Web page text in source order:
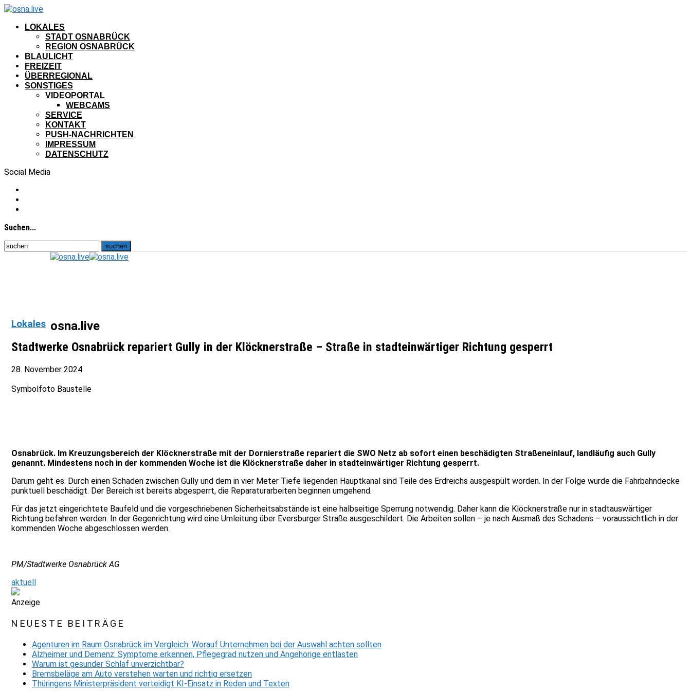
LOKALES
STADT OSNABRÜCK
REGION OSNABRÜCK
BLAULICHT
FREIZEIT
ÜBERREGIONAL
SONSTIGES
VIDEOPORTAL
WEBCAMS
SERVICE
KONTAKT
PUSH-NACHRICHTEN
IMPRESSUM
DATENSCHUTZ
Social Media
Suchen...
osna.live
Lokales
Stadtwerke Osnabrück repariert Gully in der Klöcknerstraße – Straße in stadteinwärtiger Richtung gesperrt
28. November 2024
Symbolfoto Baustelle
Osnabrück. Im Kreuzungsbereich der Klöcknerstraße mit der Dornierstraße repariert die SWO Netz ab sofort einen beschädigten Straßeneinlauf, landläufig auch Gully
genannt. Mindestens noch in der kommenden Woche ist die Klöcknerstraße daher in stadteinwärtiger Richtung gesperrt.
Darum geht es: Durch einen Schaden zwischen Gully und dem in vier Meter Tiefe liegenden Hauptkanal sind Teile des Erdreichs ausgespült worden. In der Folge wurde die Fahrbahndecke
punktuell beschädigt. Der Bereich ist bereits abgesperrt, die Reparaturarbeiten beginnen umgehend.
Für das jetzt eingerichtete Baufeld und die vorgeschriebenen Sicherheitsabstände ist eine halbseitige Sperrung notwendig. Daher kann die Klöcknerstraße nur in stadtauswärtiger
Richtung befahren werden. In der Gegenrichtung wird eine Umleitung über Eversburger Straße ausgeschildert. Die Arbeiten sollen – je nach Ausmaß des Schadens – voraussichtlich in der
kommenden Woche abgeschlossen werden.
PM/Stadtwerke Osnabrück AG
aktuell
Anzeige
NEUESTE BEITRÄGE
Agenturen im Raum Osnabrück im Vergleich: Worauf Unternehmen bei der Auswahl achten sollten
Alzheimer und Demenz: Symptome erkennen, Pflegegrad nutzen und Angehörige entlasten
Warum ist gesunder Schlaf unverzichtbar?
Bremsbeläge am Auto verstehen warten und richtig ersetzen
Thüringens Ministerpräsident verteidigt KI-Einsatz in Reden und Texten